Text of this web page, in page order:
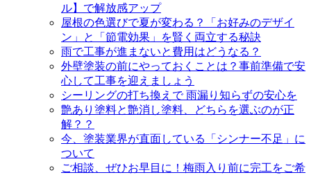
ル】で解放感アップ
屋根の色選びで夏が変わる？「お好みのデザイ
ン」と「節電効果」を賢く両立する秘訣
雨で工事が進まないと費用はどうなる？
外壁塗装の前にやっておくことは？事前準備で安
心して工事を迎えましょう
シーリングの打ち換えで 雨漏り知らずの安心を
艶あり塗料と艶消し塗料、どちらを選ぶのが正
解？？
今、塗装業界が直面している「シンナー不足」に
ついて
ご相談、ぜひお早目に！梅雨入り前に完工をご希